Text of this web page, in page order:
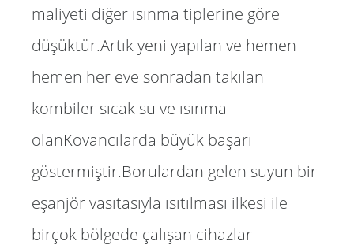
maliyeti diğer ısınma tiplerine göre
düşüktür.Artık yeni yapılan ve hemen
hemen her eve sonradan takılan
kombiler sıcak su ve ısınma
olanKovancılarda büyük başarı
göstermiştir.Borulardan gelen suyun bir
eşanjör vasıtasıyla ısıtılması ilkesi ile
birçok bölgede çalışan cihazlar